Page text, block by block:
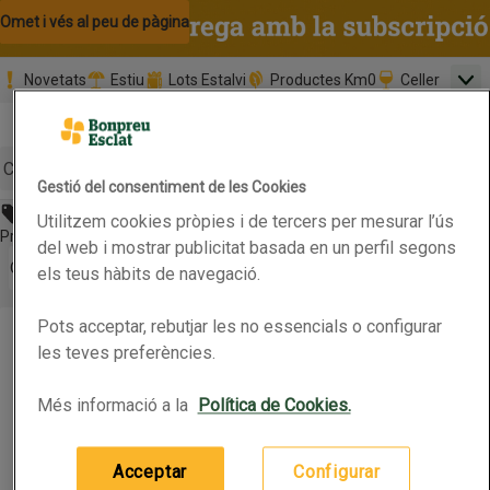
Omet i vés al contingut
Omet i vés a la cerca
Omet i vés al peu de pàgina
Novetats Estiu Lots Estalvi Productes Km0 Celler
Promoció clients nous
Botó del menú principal
Abans 9,95€
Preu rebaixat. Vàlid fins 15/06/2026
Obre-ho per veure una llista de les opcions d'ordenació
Ordena
Productes en oferta
VEET Bandes de cera depilatòria PureVEET Bandes de cera depilatòria Pure
40 per paquet (0,21 € per article)
8,45 €
Afegeix
Gestió del consentiment de les Cookies
Utilitzem cookies pròpies i de tercers per mesurar l’ús
del web i mostrar publicitat basada en un perfil segons
els teus hàbits de navegació.
Pots acceptar, rebutjar les no essencials o configurar
les teves preferències.
Més informació a la Política de Cookies.
Configurar
Acceptar